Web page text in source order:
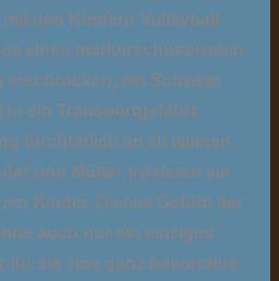
den Kindern Volleyball
einen markerschütternden
erschrocken, ein Schwein
in ein Transportgefährt
fürchterlich an zu weinen,
und Mütter trösteten sie
Kinder. Dieses Gefühl der
auch nur ein einziges
für sie eine ganz besondere